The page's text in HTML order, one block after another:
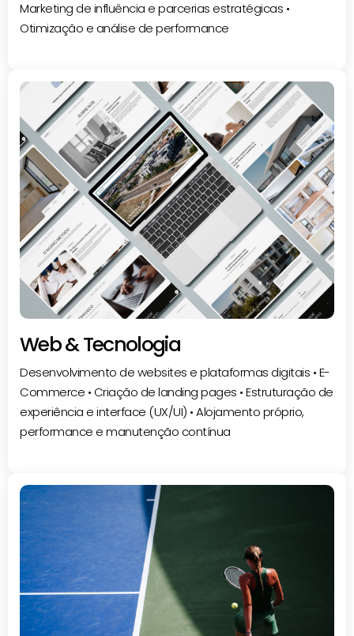
Marketing de influência e parcerias estratégicas •
Otimização e análise de performance
Web & Tecnologia
Desenvolvimento de websites e plataformas digitais • E-
Commerce • Criação de landing pages • Estruturação de
experiência e interface (UX/UI) • Alojamento próprio,
performance e manutenção contínua